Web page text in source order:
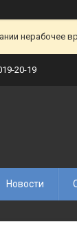
нерабочее
20-19
Новости